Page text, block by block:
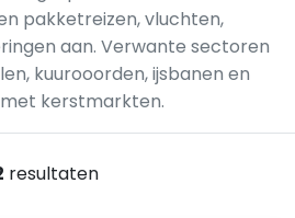
pakketreizen, vluchten,
aan. Verwante sectoren
kuurooorden, ijsbanen en
kerstmarkten.
resultaten